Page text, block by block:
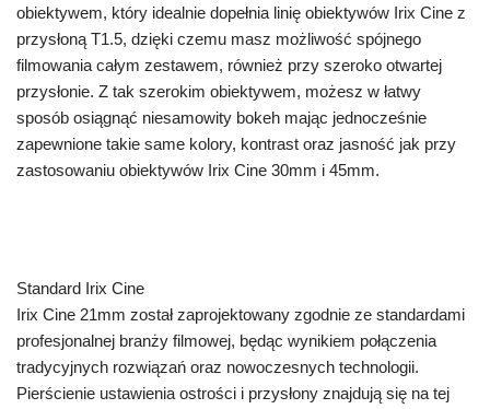
obiektywem, który idealnie dopełnia linię obiektywów Irix Cine z
przysłoną T1.5, dzięki czemu masz możliwość spójnego
filmowania całym zestawem, również przy szeroko otwartej
przysłonie. Z tak szerokim obiektywem, możesz w łatwy
sposób osiągnąć niesamowity bokeh mając jednocześnie
zapewnione takie same kolory, kontrast oraz jasność jak przy
zastosowaniu obiektywów Irix Cine 30mm i 45mm.
Standard Irix Cine
Irix Cine 21mm został zaprojektowany zgodnie ze standardami
profesjonalnej branży filmowej, będąc wynikiem połączenia
tradycyjnych rozwiązań oraz nowoczesnych technologii.
Pierścienie ustawienia ostrości i przysłony znajdują się na tej